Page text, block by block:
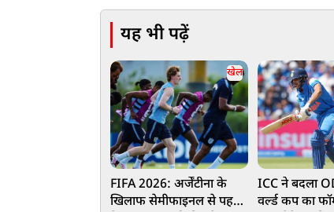
यह भी पढ़ें
खेल
FIFA 2026: अर्जेंटीना के
खिलाफ सेमीफाइनल से पहले
ICC ने बदला
वर्ल्ड कप का